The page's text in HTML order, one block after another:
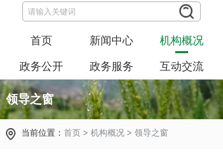
首页 新闻中心 机构概况
政务公开 政务服务 互动交流
领导之窗
当前位置：首页 > 机构概况 > 领导之窗